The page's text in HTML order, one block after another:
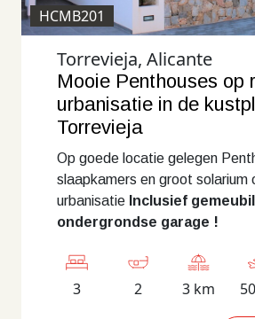
HCMB201
Torrevieja, Alicante
Mooie Penthouses op
urbanisatie in de
Torrevieja
Op goede locatie gelegen
slaapkamers en groot solarium
urbanisatie Inclusief
ondergrondse garage !
3 2 3 km